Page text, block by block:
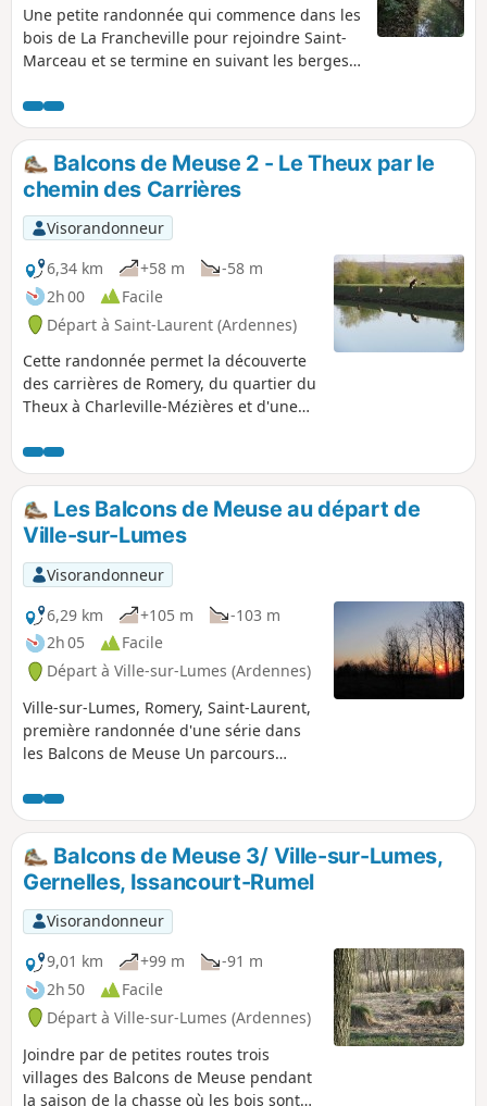
Une petite randonnée qui commence dans les
bois de La Francheville pour rejoindre Saint-
Marceau et se termine en suivant les berges
industrielles, vestiges de moulins à eau.
Balcons de Meuse 2 - Le Theux par le
chemin des Carrières
Visorandonneur
6,34 km
+58 m
-58 m
2h 00
Facile
Départ à Saint-Laurent (Ardennes)
Cette randonnée permet la découverte
des carrières de Romery, du quartier du
Theux à Charleville-Mézières et d'une
programme d'aménagement des berges
de la Meuse. Il est possible de la
coupler avec la randonnée précédente
au départ de Ville-sur-Lumes.
Les Balcons de Meuse au départ de
Ville-sur-Lumes
Visorandonneur
6,29 km
+105 m
-103 m
2h 05
Facile
Départ à Ville-sur-Lumes (Ardennes)
Ville-sur-Lumes, Romery, Saint-Laurent,
première randonnée d'une série dans
les Balcons de Meuse Un parcours
Meuse, empruntant des sentiers et des
chemins de prairies et passant par des
carrières .
Balcons de Meuse 3/ Ville-sur-Lumes,
Gernelles, Issancourt-Rumel
Visorandonneur
9,01 km
+99 m
-91 m
2h 50
Facile
Départ à Ville-sur-Lumes (Ardennes)
Joindre par de petites routes trois
villages des Balcons de Meuse pendant
la saison de la chasse où les bois sont